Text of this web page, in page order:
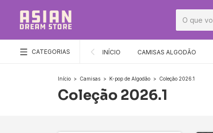
CATEGORIAS INÍCIO CAMISAS ALGODÃO
Início > Camisas > K-pop de Algodão > Coleção 2026.1
Coleção 2026.1